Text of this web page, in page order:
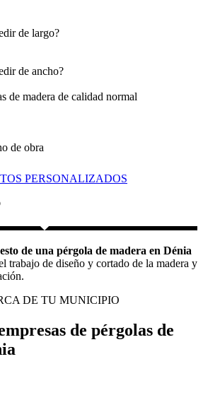
de largo?
de ancho?
de madera de calidad normal
de obra
PERSONALIZADOS
de una pérgola de madera en Dénia
trabajo de diseño y cortado de la madera y
DE TU MUNICIPIO
de pérgolas de